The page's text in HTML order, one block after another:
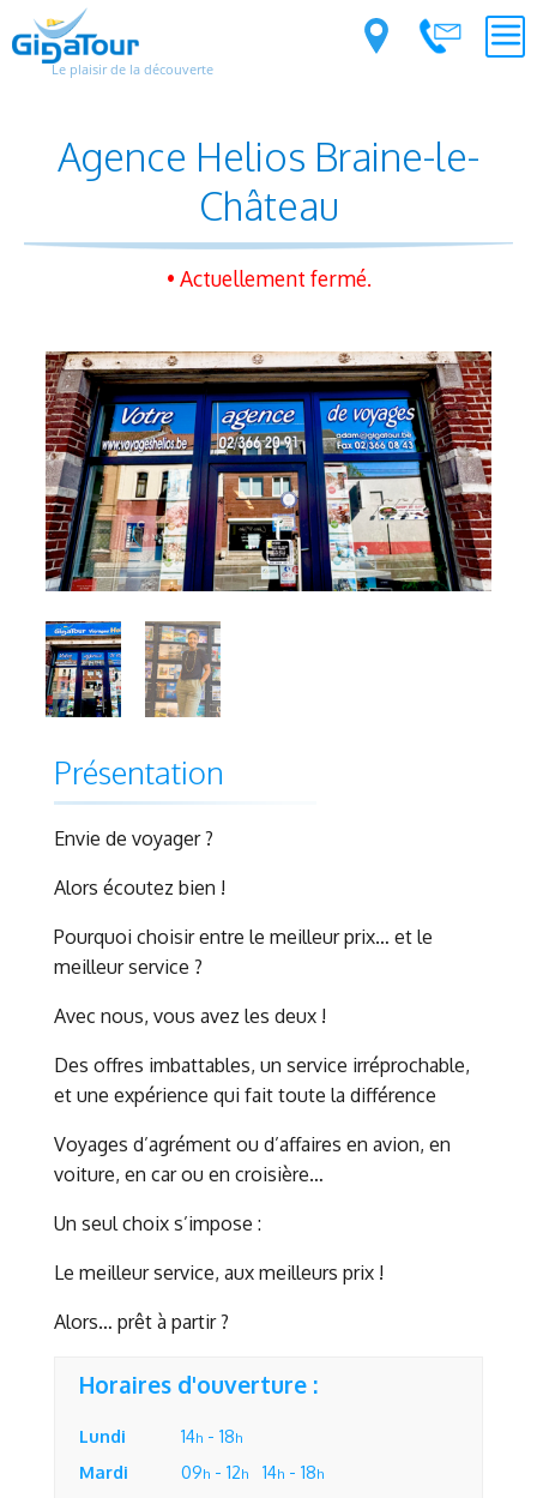
Le plaisir de la découverte
Agence Helios Braine-le-
Château
• Actuellement fermé.
Présentation
Envie de voyager ?
Alors écoutez bien !
Pourquoi choisir entre le meilleur prix… et le
meilleur service ?
Avec nous, vous avez les deux !
Des offres imbattables, un service irréprochable,
et une expérience qui fait toute la différence
Voyages d’agrément ou d’affaires en avion, en
voiture, en car ou en croisière…
Un seul choix s’impose :
Le meilleur service, aux meilleurs prix !
Alors… prêt à partir ?
Horaires d'ouverture :
Lundi 14h - 18h
Mardi 09h - 12h 14h - 18h